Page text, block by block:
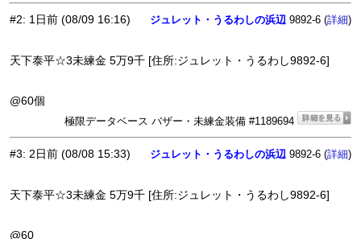
#2: 1日前 (08/09 16:16) ジュレット・うるわしの浜辺 9892-6 (詳細)
天下泰平☆3未練金 5万9千 [住所:ジュレット・うるわし9892-6]
@60個
極限データベース バザー・未練金装備 #1189694
#3: 2日前 (08/08 15:33) ジュレット・うるわしの浜辺 9892-6 (詳細)
天下泰平☆3未練金 5万9千 [住所:ジュレット・うるわし9892-6]
@60